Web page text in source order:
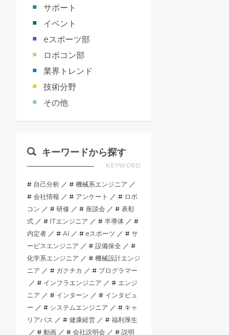
サポート
イベント
eスポーツ部
ロボコン部
業界トレンド
技術分野
その他
キーワードから探す
KEYWORD
自己分析
機械系エンジニア
会社情報
アンケート
ロボ
コン
研修 座談会
表彰
式
ITエンジニア
半導体
内定者
AI eスポーツ
サ
ービスエンジニア
設備保全
化学系エンジニア
機械設計エンジ
ニア
ガクチカ
プログラマー
インフラエンジニア
エンジ
ニア
インターン
インタビュ
ー
システムエンジニア
キャ
リアパス
健康経営
福利厚生
動画
会社説明会
説明